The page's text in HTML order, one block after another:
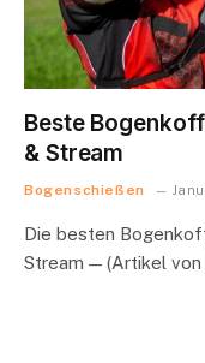
Beste
& Stream
Bogenschießen
Die besten
Stream — (Artikel von